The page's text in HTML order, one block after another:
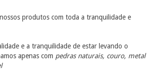
produtos com toda a tranquilidade e
e a tranquilidade de estar levando o
apenas com pedras naturais, couro, metal